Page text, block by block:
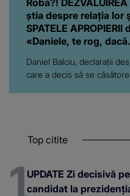
știa despre relația lor
SPATELE
«Daniele, te rog,
Daniel Balciu, declarații
care a decis să se
Top citite
UPDATE Zi decisivă
candidat la